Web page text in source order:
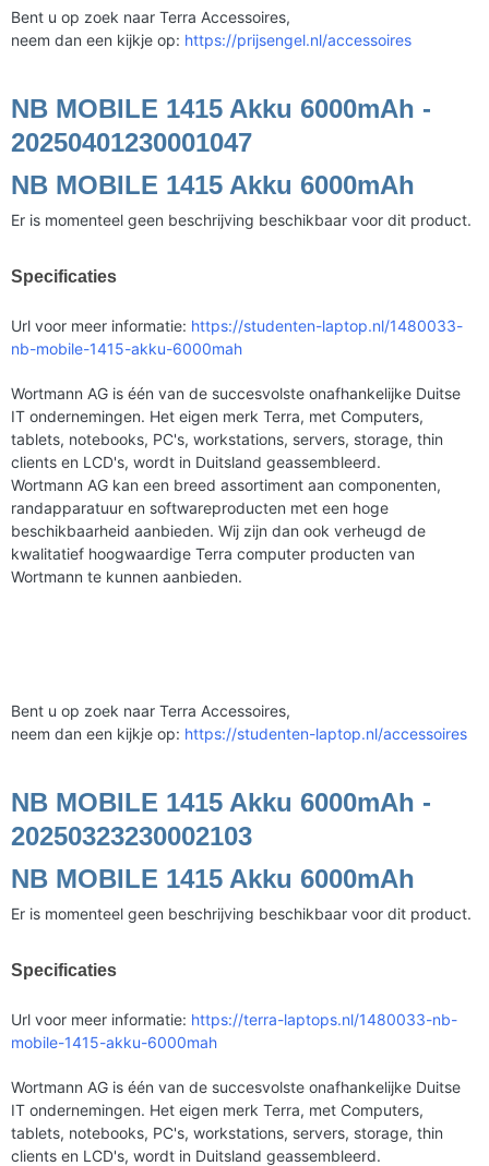
Bent u op zoek naar Terra Accessoires,
neem dan een kijkje op: https://prijsengel.nl/accessoires
NB MOBILE 1415 Akku 6000mAh -
20250401230001047
NB MOBILE 1415 Akku 6000mAh
Er is momenteel geen beschrijving beschikbaar voor dit product.
Specificaties
Url voor meer informatie: https://studenten-laptop.nl/1480033-
nb-mobile-1415-akku-6000mah
Wortmann AG is één van de succesvolste onafhankelijke Duitse
IT ondernemingen. Het eigen merk Terra, met Computers,
tablets, notebooks, PC's, workstations, servers, storage, thin
clients en LCD's, wordt in Duitsland geassembleerd.
Wortmann AG kan een breed assortiment aan componenten,
randapparatuur en softwareproducten met een hoge
beschikbaarheid aanbieden. Wij zijn dan ook verheugd de
kwalitatief hoogwaardige Terra computer producten van
Wortmann te kunnen aanbieden.
Bent u op zoek naar Terra Accessoires,
neem dan een kijkje op: https://studenten-laptop.nl/accessoires
NB MOBILE 1415 Akku 6000mAh -
20250323230002103
NB MOBILE 1415 Akku 6000mAh
Er is momenteel geen beschrijving beschikbaar voor dit product.
Specificaties
Url voor meer informatie: https://terra-laptops.nl/1480033-nb-
mobile-1415-akku-6000mah
Wortmann AG is één van de succesvolste onafhankelijke Duitse
IT ondernemingen. Het eigen merk Terra, met Computers,
tablets, notebooks, PC's, workstations, servers, storage, thin
clients en LCD's, wordt in Duitsland geassembleerd.